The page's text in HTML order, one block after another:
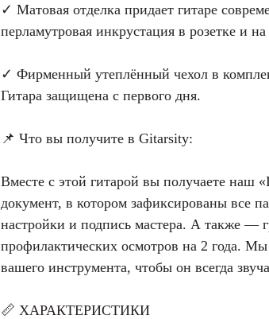
✓ Матовая отделка придает гитаре
перламутровая инкрустация в розетке и
✓ Фирменный утеплённый чехол в
Гитара защищена с первого дня.
📌 Что вы получите в Gitarsity:
Вместе с этой гитарой вы получаете наш
документ, в котором зафиксированы все
настройки и подпись мастера. А также —
профилактических осмотров на 2 года. Мы
вашего инструмента, чтобы он всегда
📏 ХАРАКТЕРИСТИКИ